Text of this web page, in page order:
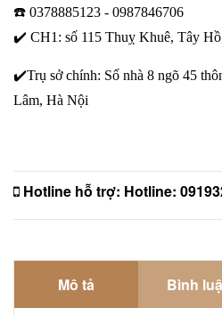
☎️ 0378885123 - 0987846706
✔️ CH1: số 115 Thuỵ Khuê, Tây
✔️Trụ sở chính: Số nhà 8 ngõ 45
Lâm, Hà Nội
Hotline hỗ trợ: Hotline:
Mô tả Bình